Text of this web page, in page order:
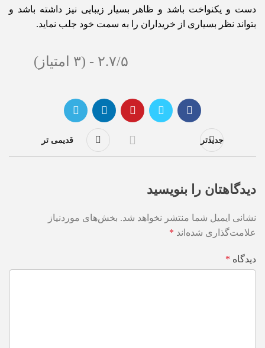
دست و یکنواخت باشد و ظاهر بسیار زیبایی نیز داشته باشد و
بتواند نظر بسیاری از خریداران را به سمت خود جلب نماید.
۲.۷/۵ - (۳ امتیاز)
جدیدتر قدیمی تر
دیدگاهتان را بنویسید
نشانی ایمیل شما منتشر نخواهد شد. بخش‌های موردنیاز
علامت‌گذاری شده‌اند *
دیدگاه *